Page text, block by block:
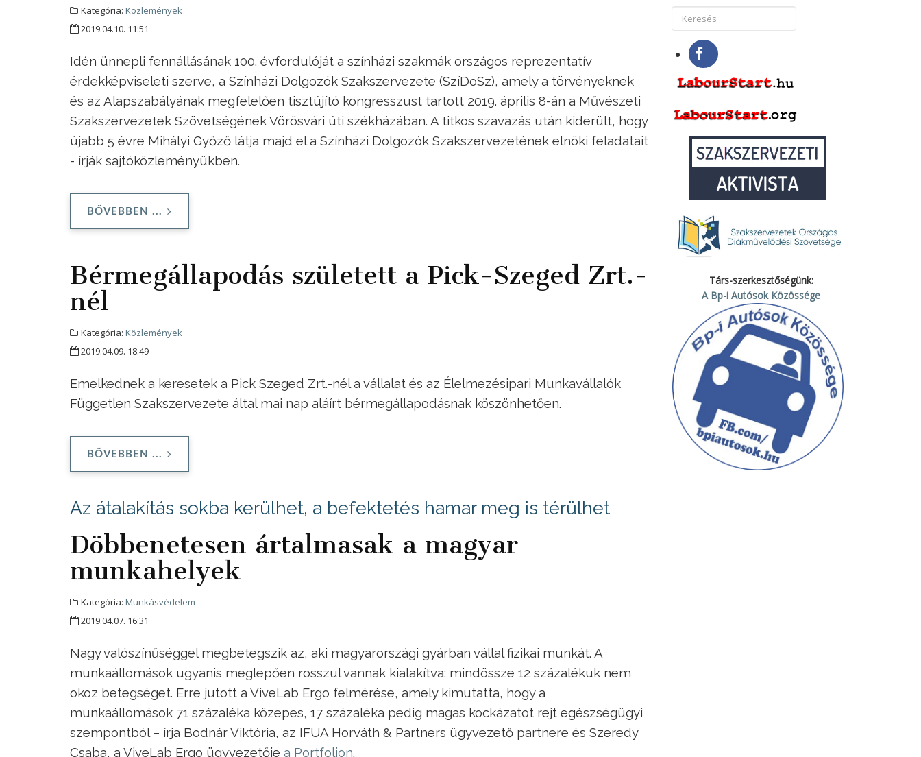
Kategória: Közlemények
2019.04.10. 11:51
Idén ünnepli fennállásának 100. évfordulóját a színházi szakmák országos reprezentatív
érdekképviseleti szerve, a Színházi Dolgozók Szakszervezete (SzíDoSz), amely a törvényeknek
és az Alapszabályának megfelelően tisztújító kongresszust tartott 2019. április 8-án a Művészeti
Szakszervezetek Szövetségének Vörösvári úti székházában. A titkos szavazás után kiderült, hogy
újabb 5 évre Mihályi Győző látja majd el a Színházi Dolgozók Szakszervezetének elnöki feladatait
- írják sajtóközleményükben.
BŐVEBBEN ...
Bérmegállapodás született a Pick-Szeged Zrt.-
nél
Kategória: Közlemények
2019.04.09. 18:49
Emelkednek a keresetek a Pick Szeged Zrt.-nél a vállalat és az Élelmezésipari Munkavállalók
Független Szakszervezete által mai nap aláírt bérmegállapodásnak köszönhetően.
BŐVEBBEN ...
Az átalakítás sokba kerülhet, a befektetés hamar meg is térülhet
Döbbenetesen ártalmasak a magyar
munkahelyek
Kategória: Munkásvédelem
2019.04.07. 16:31
Nagy valószínűséggel megbetegszik az, aki magyarországi gyárban vállal fizikai munkát. A
munkaállomások ugyanis meglepően rosszul vannak kialakítva: mindössze 12 százalékuk nem
okoz betegséget. Erre jutott a ViveLab Ergo felmérése, amely kimutatta, hogy a
munkaállomások 71 százaléka közepes, 17 százaléka pedig magas kockázatot rejt egészségügyi
szempontból – írja Bodnár Viktória, az IFUA Horváth & Partners ügyvezető partnere és Szeredy
Csaba, a ViveLab Ergo ügyvezetője a Portfolion.
Társ-szerkesztőségünk:
A Bp-i Autósok Közössége